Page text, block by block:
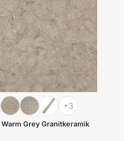
Grey Granitkeramik
+3